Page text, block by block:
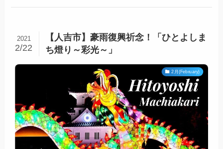
【人吉市】豪雨復興祈念！「ひとよしま
ち燈り～彩光～」
2021
2/22
2月(February)